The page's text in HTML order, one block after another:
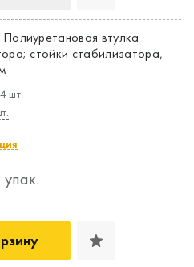
Полиуретановая втулка
стойки стабилизатора,
шт.